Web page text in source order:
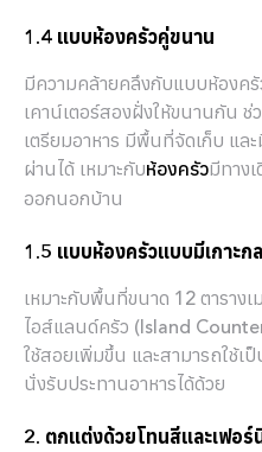
1.4 แบบห้องครัวคู่ขนาน
มีความคล้ายคลึงกับแบบห้องครั
เคาน์เตอร์สองฝั่งให้ขนานกัน
เตรียมอาหาร มีพื้นที่จัดเก็บ แล
ผ่านได้ เหมาะกับห้องครัวมีทาง
ออกนอกบ้าน
1.5 แบบห้องครัวแบบมีเกาะก
เหมาะกับพื้นที่ขนาด 12 ตาราง
ไอส์แลนด์ครัว (Island
ใช้สอยเพิ่มขึ้น และสามารถใช้เ
นั่งรับประทานอาหารได้ด้วย
2. ตกแต่งด้วยโทนสีและเฟอร์